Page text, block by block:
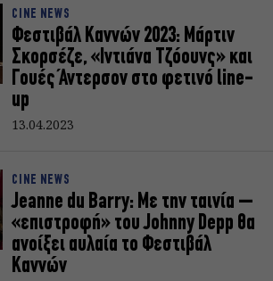
CINE NEWS
Φεστιβάλ Καννών 2023: Μάρτιν
Σκορσέζε, «Ιντιάνα Τζόουνς» και
Γουές Άντερσον στο φετινό line-
up
13.04.2023
CINE NEWS
Jeanne du Barry: Με την ταινία –
«επιστροφή» του Johnny Depp θα
ανοίξει αυλαία το Φεστιβάλ
Καννών